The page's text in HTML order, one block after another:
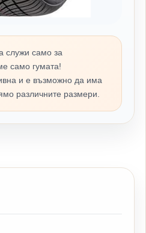
служи само за
само гумата!
и е възможно да има
различните размери.